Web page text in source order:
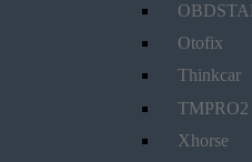
Otofix
Thinkcar
TMPRO2
Xhorse